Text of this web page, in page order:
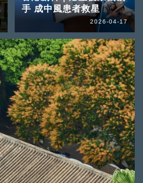
手 成中風患者救星
2026-04-17